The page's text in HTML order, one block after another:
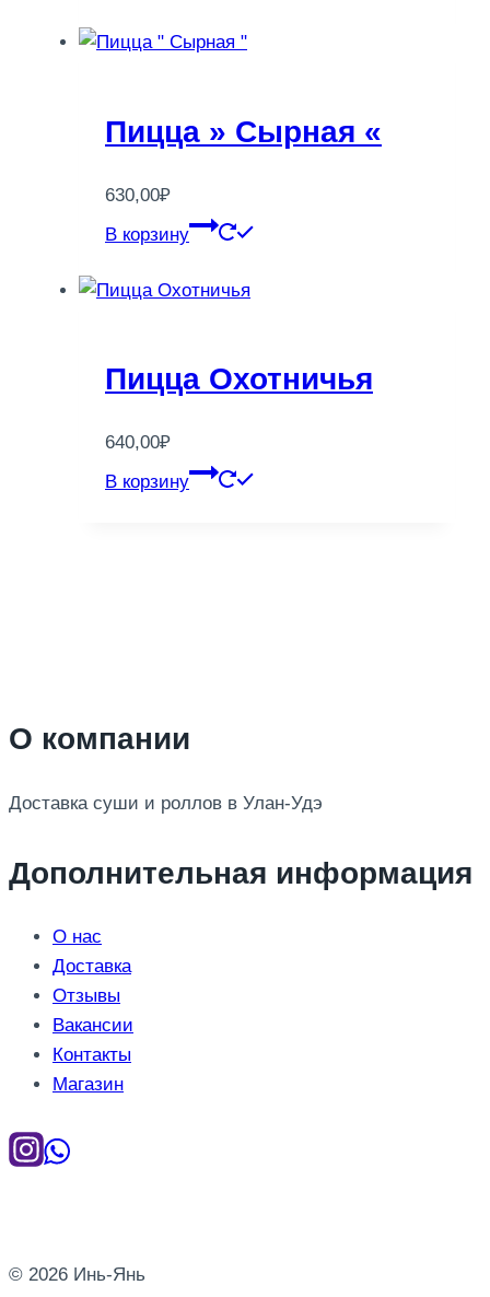
Пицца » Сырная «
630,00₽
В корзину
Пицца Охотничья
640,00₽
В корзину
О компании
Доставка суши и роллов в Улан-Удэ
Дополнительная информация
О нас
Доставка
Отзывы
Вакансии
Контакты
Магазин
© 2026 Инь-Янь